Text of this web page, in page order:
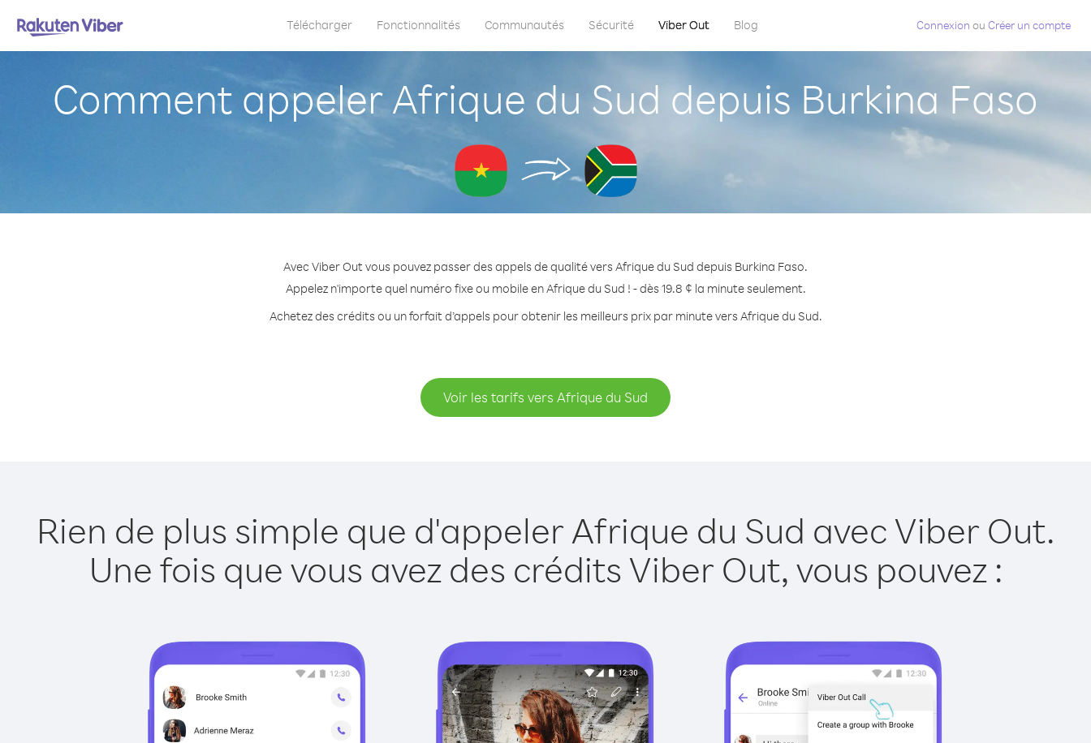
Télécharger Fonctionnalités Communautés Sécurité Viber Out Blog Connexion ou Créer un compte
Comment appeler Afrique du Sud depuis Burkina Faso
Avec Viber Out vous pouvez passer des appels de qualité vers Afrique du Sud depuis Burkina Faso.
Appelez n'importe quel numéro fixe ou mobile en Afrique du Sud ! - dès 19.8 ¢ la minute seulement.
Achetez des crédits ou un forfait d’appels pour obtenir les meilleurs prix par minute vers Afrique du Sud.
Voir les tarifs vers Afrique du Sud
Rien de plus simple que d'appeler Afrique du Sud avec Viber Out.
Une fois que vous avez des crédits Viber Out, vous pouvez :